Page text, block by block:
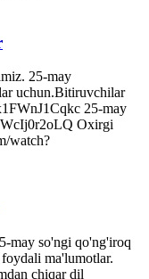
25-may
uchun.Bitiruvchilar
25-may
Oxirgi
watch?
may so'ngi qo'ng'iroq
ma'lumotlar.
chiqar dil